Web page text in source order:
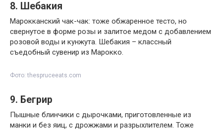
8. Шебакия
Марокканский чак-чак: тоже обжаренное тесто, но
свернутое в форме розы и залитое медом с добавлением
розовой воды и кунжута. Шебакия – классный
съедобный сувенир из Марокко.
Фото: thespruceeats.com
9. Бегрир
Пышные блинчики с дырочками, приготовленные из
манки и без яиц, с дрожжами и разрыхлителем. Тоже